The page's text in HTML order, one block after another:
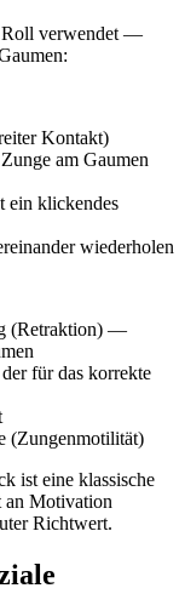
verwendet —
Kontakt)
am Gaumen
ein klickendes
wiederholen
(Retraktion) —
für das korrekte
(Zungenmotilität)
ist eine klassische
an Motivation
Richtwert.